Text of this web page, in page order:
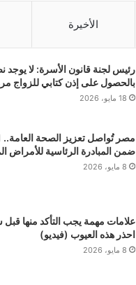
الأخيرة
رئيس لجنة قانون الأسرة: لا يوجد
بالحصول على إذن كتابي للزواج
18 مايو، 2026
ضمن المبادرة الرئاسية للأمراض
8 مايو، 2026
علامات مهمة يجب التأكد منها
احذر هذه العيوب (فيديو)
8 مايو، 2026